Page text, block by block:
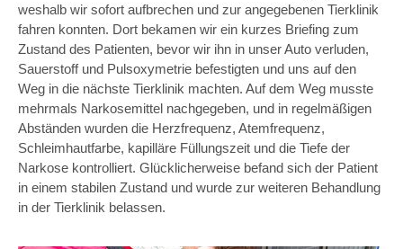
weshalb wir sofort aufbrechen und zur angegebenen Tierklinik
fahren konnten. Dort bekamen wir ein kurzes Briefing zum
Zustand des Patienten, bevor wir ihn in unser Auto verluden,
Sauerstoff und Pulsoxymetrie befestigten und uns auf den
Weg in die nächste Tierklinik machten. Auf dem Weg musste
mehrmals Narkosemittel nachgegeben, und in regelmäßigen
Abständen wurden die Herzfrequenz, Atemfrequenz,
Schleimhautfarbe, kapilläre Füllungszeit und die Tiefe der
Narkose kontrolliert. Glücklicherweise befand sich der Patient
in einem stabilen Zustand und wurde zur weiteren Behandlung
in der Tierklinik belassen.